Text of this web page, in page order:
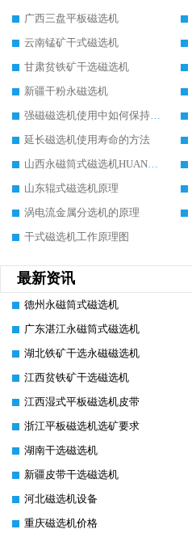
广西三盘平板磁选机
云南锰矿干式磁选机
甘肃贫铁矿干选磁选机
新疆干粉永磁选机
强磁磁选机使用中如何保持其顺畅运行
延长磁选机使用寿命的方法
山西永磁筒式磁选机HUANQIU.COM环球体育(中国大陆)科技公司
山东辊式磁选机原理
涡电流金属分选机的原理
干式磁选机工作原理图
最新资讯
德州永磁筒式磁选机
广东湛江永磁筒式磁选机
湖北铁矿干选永磁磁选机
江西贫铁矿干选磁选机
江西湿式平板磁选机皮带
浙江平板磁选机选矿要求
湖南干选磁选机
新疆皮带干选磁选机
河北磁选机设备
重庆磁选机价格